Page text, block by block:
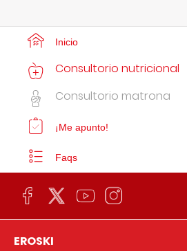
Inicio
Consultorio nutricional
Consultorio matrona
¡Me apunto!
Faqs
EROSKI